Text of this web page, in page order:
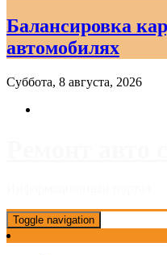
Балансировка
автомобилях
Суббота, 8 августа, 2026
Toggle navigation